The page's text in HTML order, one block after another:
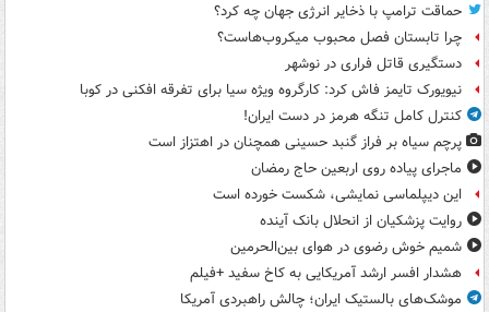
حماقت ترامپ با ذخایر انرژی جهان چه کرد؟
چرا تابستان فصل محبوب میکروب‌هاست؟
دستگیری قاتل فراری در نوشهر
نیویورک تایمز فاش کرد: کارگروه ویژه سیا برای تفرقه افکنی در کوبا
کنترل کامل تنگه هرمز در دست ایران!
پرچم سیاه بر فراز گنبد حسینی همچنان در اهتزاز است
ماجرای پیاده روی اربعین حاج رمضان
این دیپلماسی نمایشی، شکست خورده است
روایت پزشکیان از انحلال بانک آینده
شمیم خوش رضوی در هوای بین‌الحرمین
هشدار افسر ارشد آمریکایی به کاخ سفید +فیلم
موشک‌های بالستیک ایران؛ چالش راهبردی آمریکا